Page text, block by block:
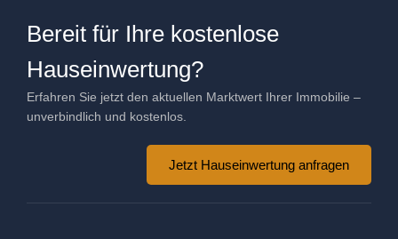
Bereit für Ihre kostenlose
Hauseinwertung?
Erfahren Sie jetzt den aktuellen Marktwert Ihrer Immobilie –
unverbindlich und kostenlos.
Jetzt Hauseinwertung anfragen